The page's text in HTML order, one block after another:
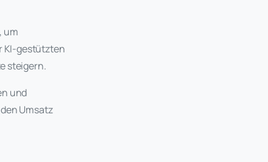
um
KI-gestützten
steigern.
und
Umsatz